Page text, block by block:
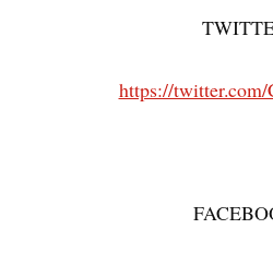
https://twitter.com/